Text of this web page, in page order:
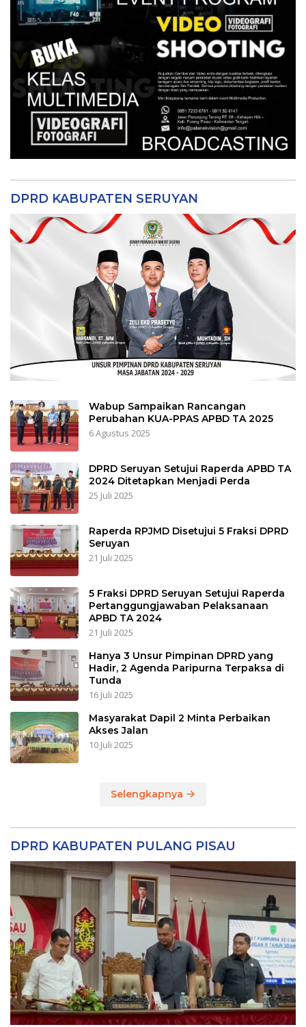
DPRD KABUPATEN SERUYAN
Wabup Sampaikan Rancangan
Perubahan KUA-PPAS APBD TA 2025
6 Agustus 2025
DPRD Seruyan Setujui Raperda APBD TA
2024 Ditetapkan Menjadi Perda
25 Juli 2025
Raperda RPJMD Disetujui 5 Fraksi DPRD
Seruyan
21 Juli 2025
5 Fraksi DPRD Seruyan Setujui Raperda
Pertanggungjawaban Pelaksanaan
APBD TA 2024
21 Juli 2025
Hanya 3 Unsur Pimpinan DPRD yang
Hadir, 2 Agenda Paripurna Terpaksa di
Tunda
16 Juli 2025
Masyarakat Dapil 2 Minta Perbaikan
Akses Jalan
10 Juli 2025
Selengkapnya
DPRD KABUPATEN PULANG PISAU